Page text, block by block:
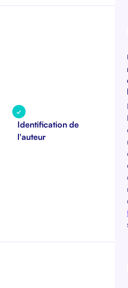
✓
Identification de
l'auteur